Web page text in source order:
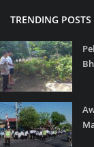
TRENDING POSTS